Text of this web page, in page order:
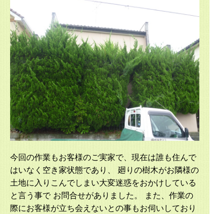
今回の作業もお客様のご実家で、現在は誰も住んで
はいなく空き家状態であり、 廻りの樹木がお隣様の
土地に入りこんでしまい大変迷惑をおかけしている
と言う事で お問合せがありました。 また、作業の
際にお客様が立ち会えないとの事もお伺いしており